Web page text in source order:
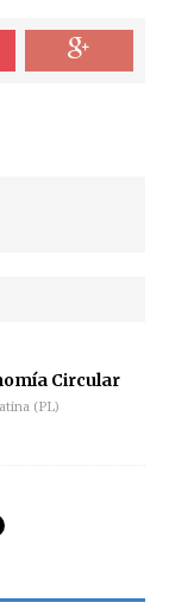
Circular
(PL)